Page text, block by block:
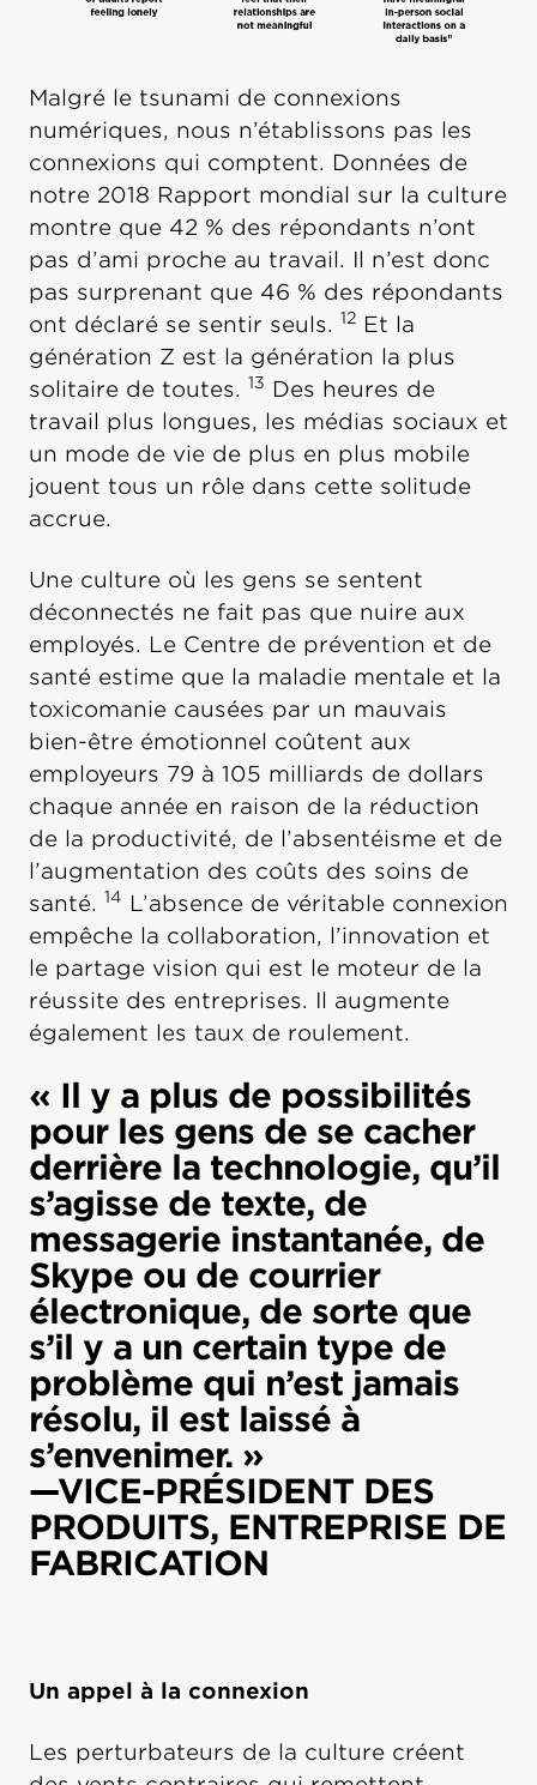
Malgré le tsunami de connexions
numériques, nous n’établissons pas les
connexions qui comptent. Données de
notre 2018 Rapport mondial sur la culture
montre que 42 % des répondants n’ont
pas d’ami proche au travail. Il n’est donc
pas surprenant que 46 % des répondants
ont déclaré se sentir seuls. 12 Et la
génération Z est la génération la plus
solitaire de toutes. 13 Des heures de
travail plus longues, les médias sociaux et
un mode de vie de plus en plus mobile
jouent tous un rôle dans cette solitude
accrue.
Une culture où les gens se sentent
déconnectés ne fait pas que nuire aux
employés. Le Centre de prévention et de
santé estime que la maladie mentale et la
toxicomanie causées par un mauvais
bien-être émotionnel coûtent aux
employeurs 79 à 105 milliards de dollars
chaque année en raison de la réduction
de la productivité, de l’absentéisme et de
l’augmentation des coûts des soins de
santé. 14 L’absence de véritable connexion
empêche la collaboration, l’innovation et
le partage vision qui est le moteur de la
réussite des entreprises. Il augmente
également les taux de roulement.
« Il y a plus de possibilités
pour les gens de se cacher
derrière la technologie, qu’il
s’agisse de texte, de
messagerie instantanée, de
Skype ou de courrier
électronique, de sorte que
s’il y a un certain type de
problème qui n’est jamais
résolu, il est laissé à
s’envenimer. »
—VICE-PRÉSIDENT DES
PRODUITS, ENTREPRISE DE
FABRICATION
Un appel à la connexion
Les perturbateurs de la culture créent